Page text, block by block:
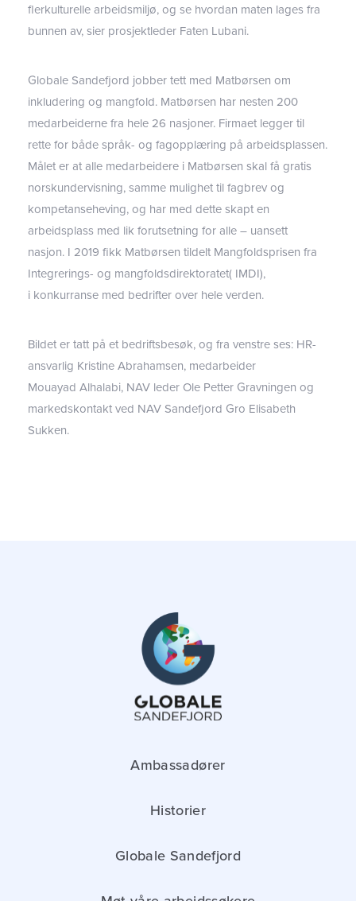
flerkulturelle arbeidsmiljø, og se hvordan maten lages fra
bunnen av, sier prosjektleder Faten Lubani.
Globale Sandefjord jobber tett med Matbørsen om
inkludering og mangfold. Matbørsen har nesten 200
medarbeiderne fra hele 26 nasjoner. Firmaet legger til
rette for både språk- og fagopplæring på arbeidsplassen.
Målet er at alle medarbeidere i Matbørsen skal få gratis
norskundervisning, samme mulighet til fagbrev og
kompetanseheving, og har med dette skapt en
arbeidsplass med lik forutsetning for alle – uansett
nasjon. I 2019 fikk Matbørsen tildelt Mangfoldsprisen fra
Integrerings- og mangfoldsdirektoratet( IMDI),
i konkurranse med bedrifter over hele verden.
Bildet er tatt på et bedriftsbesøk, og fra venstre ses: HR-
ansvarlig Kristine Abrahamsen, medarbeider
Mouayad Alhalabi, NAV leder Ole Petter Gravningen og
markedskontakt ved NAV Sandefjord Gro Elisabeth
Sukken.
Ambassadører
Historier
Globale Sandefjord